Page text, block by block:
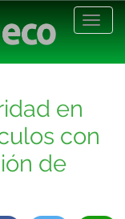
en
con
de